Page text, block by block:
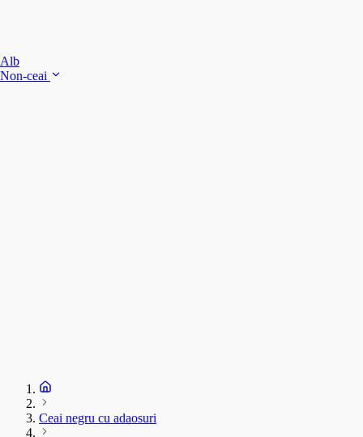
Alb
Non-ceai
Ceai negru cu adaosuri